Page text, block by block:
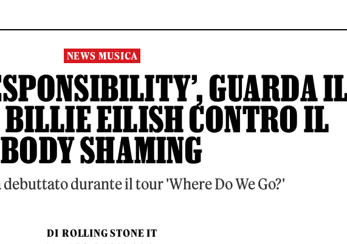
NEWS MUSICA
GUARDA
EILISH CONTRO IL
BODY SHAMING
debuttato durante il tour 'Where Do We Go?'
DI ROLLING STONE IT